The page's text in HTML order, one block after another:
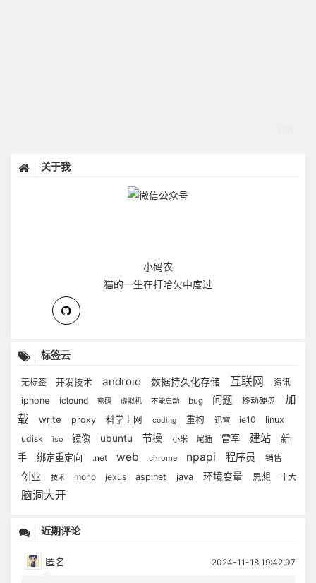
关于我
小码农
猫的一生在打哈欠中度过
标签云
无标签 开发技术 android 数据持久化存储 互联网
资讯
iphone
iclound 密码 虚拟机 不能启动 bug 问题 移动硬盘
加
载
write proxy 科学上网 coding 重构 迅雷 ie10
linux
udisk
iso 镜像 ubuntu 节操 小米 尾插 雷军 建站
新
手
绑定重定向 .net web chrome npapi 程序员 销售
创业 技术 mono jexus asp.net java 环境变量 思想 十大
脑洞大开
近期评论
匿名 2024-11-18 19:42:07